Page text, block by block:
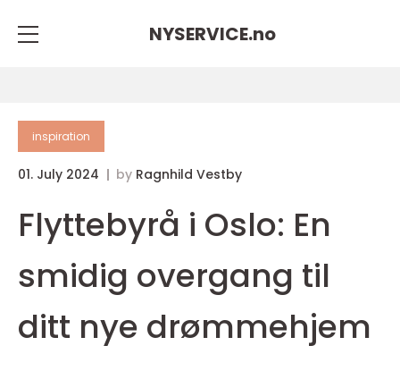
NYSERVICE.no
inspiration
01. July 2024 by Ragnhild Vestby
Flyttebyrå i Oslo: En
smidig overgang til
ditt nye drømmehjem